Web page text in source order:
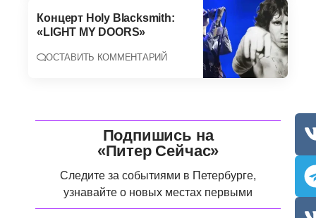
Концерт Holy Blacksmith:
«LIGHT MY DOORS»
ОСТАВИТЬ КОММЕНТАРИЙ
Подпишись на
«Питер Сейчас»
Следите за событиями в Петербурге,
узнавайте о новых местах первыми